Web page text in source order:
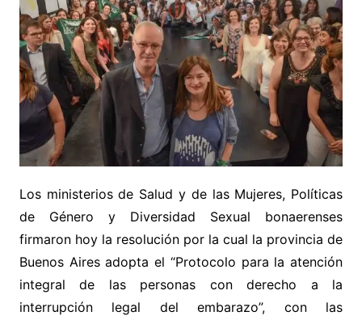
Los ministerios de Salud y de las Mujeres, Políticas
de Género y Diversidad Sexual bonaerenses
firmaron hoy la resolución por la cual la provincia de
Buenos Aires adopta el “Protocolo para la atención
integral de las personas con derecho a la
interrupción legal del embarazo”, con las